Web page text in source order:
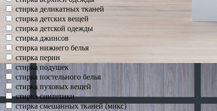
стирка деликатных тканей
стирка детских вещей
стирка детской одежды
стирка джинсов
стирка нижнего белья
стирка перин
стирка подушек
стирка постельного белья
стирка пуховых вещей
стирка синтетики
стирка смешанных тканей (микс)